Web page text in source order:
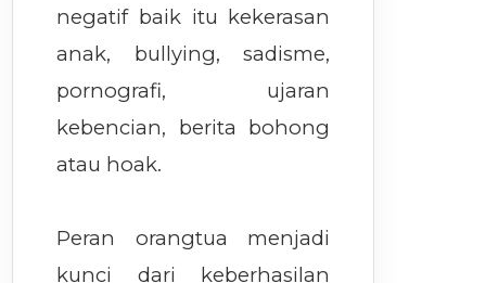
negatif baik itu kekerasan
anak, bullying, sadisme,
pornografi, ujaran
kebencian, berita bohong
atau hoak.
Peran orangtua menjadi
kunci dari keberhasilan